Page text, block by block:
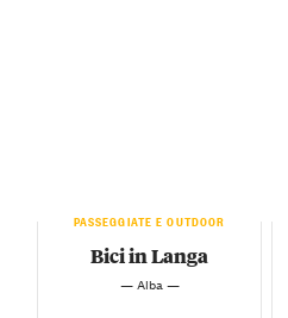
PASSEGGIATE E OUTDOOR
Bici in Langa
— Alba —